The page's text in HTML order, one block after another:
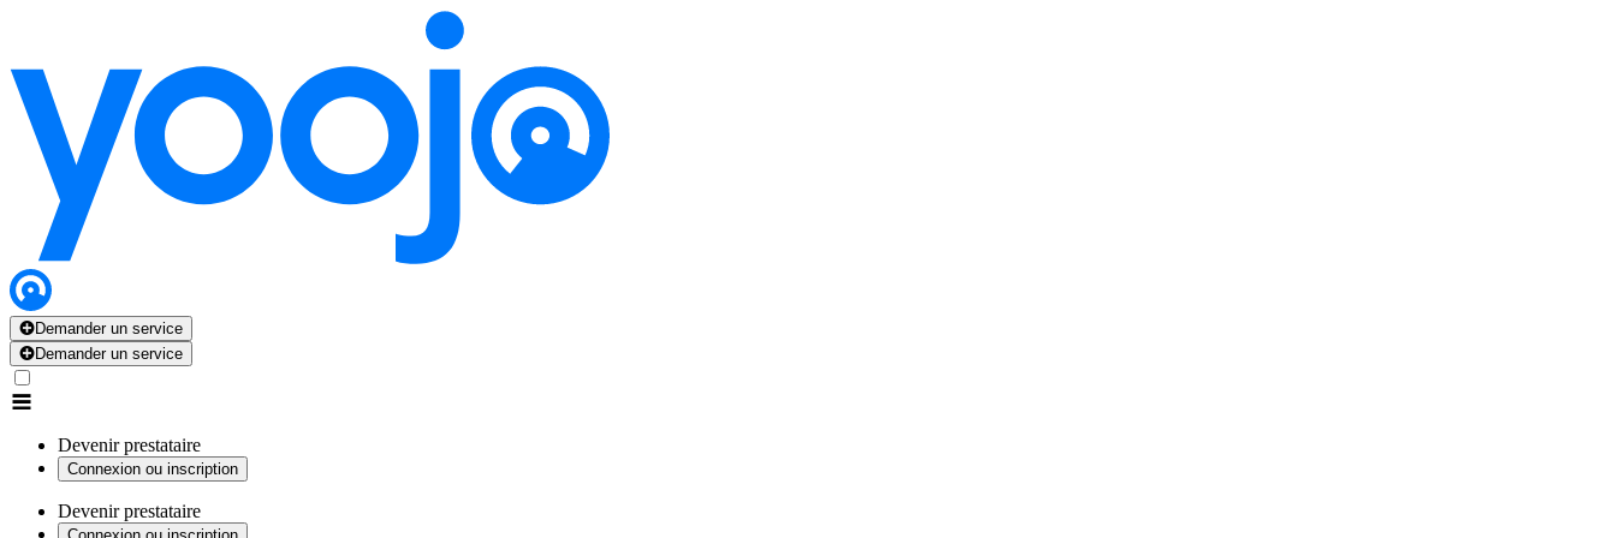
Demander un service
Demander un service
Devenir prestataire
Connexion ou inscription
Devenir prestataire